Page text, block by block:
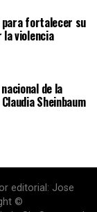
para fortalecer su
violencia
de la
Sheinbaum
editorial: Jose
©